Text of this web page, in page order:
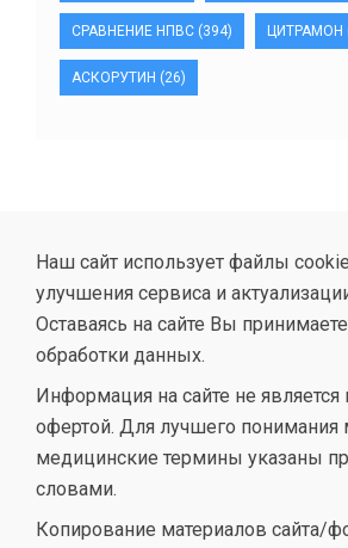
СРАВНЕНИЕ НПВС (394) ЦИТРАМОН
АСКОРУТИН (26)
Наш сайт использует файлы
улучшения сервиса и
Оставаясь на сайте Вы
обработки данных.
Информация на сайте не является
офертой. Для лучшего понимания
медицинские термины указаны
словами.
Копирование материалов сайта/